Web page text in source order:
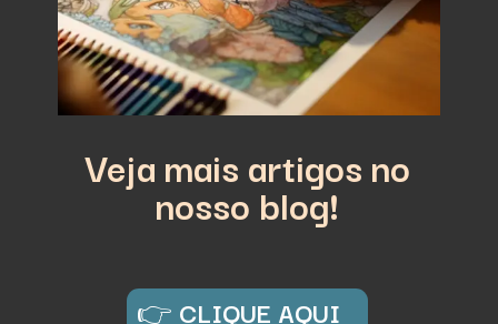
Veja mais artigos no
nosso blog!
👉 CLIQUE AQUI